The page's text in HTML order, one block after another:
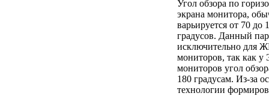
Угол обзора по
экрана монитора,
варьируется от 70 до
градусов. Данный
исключительно для
мониторов, так как
мониторов угол
180 градусам. Из-за
технологии